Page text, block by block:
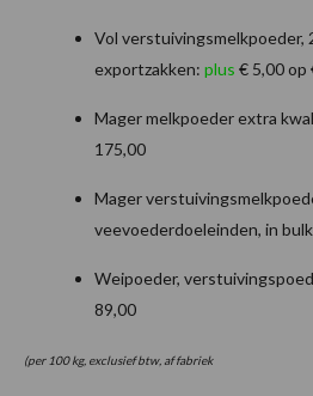
Vol verstuivingsmelkpoeder,
exportzakken: plus € 5,00 op
Mager melkpoeder extra
175,00
Mager
veevoederdoeleinden, in
Weipoeder,
89,00
(per 100 kg, exclusief btw, af fabriek